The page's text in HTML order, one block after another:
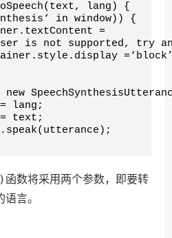
lang) {
in window)) {
=
is not supported, try
lang;
text;
函数将采用两个参数，即要转
言。